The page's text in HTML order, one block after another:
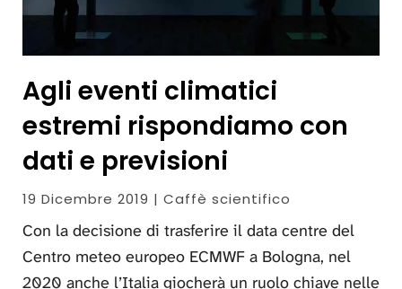
Agli eventi climatici
estremi rispondiamo con
dati e previsioni
19 Dicembre 2019 | Caffè scientifico
Con la decisione di trasferire il data centre del
Centro meteo europeo ECMWF a Bologna, nel
2020 anche l’Italia giocherà un ruolo chiave nelle